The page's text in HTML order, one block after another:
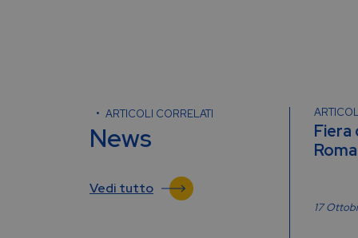
ARTICOLI CORRELATI
News
Vedi tutto
Fiera
17